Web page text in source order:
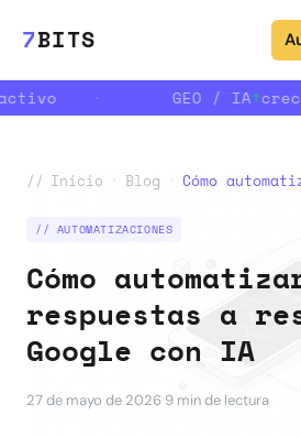
7BITS
GEO / IA↑
// Inicio · Blog ·
// AUTOMATIZACIONES
Cómo
respuestas a
Google con IA
27 de mayo de 2026·9 min de lectura